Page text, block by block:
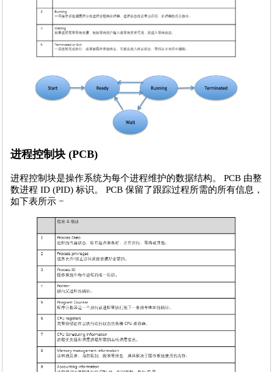
进程控制块 (PCB)
进程控制块是操作系统为每个进程维护的数据结构。 PCB 由整
数进程 ID (PID) 标识。 PCB 保留了跟踪过程所需的所有信息，
如下表所示 −